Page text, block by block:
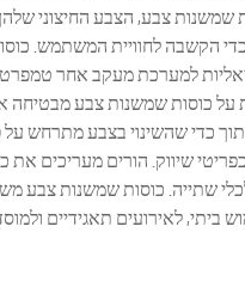
צבע, הצבע החיצוני
הקשבה לחוויית המשתמש.
למערכת מעקב אחר
כוסות שמשנות צבע מבטיחה
כדי שהשינוי בצבע מתרחש על
שיווק. הורים מעריכים
שתייה. כוסות שמשנות צבע
ביתי, לאירועים תאגידיים